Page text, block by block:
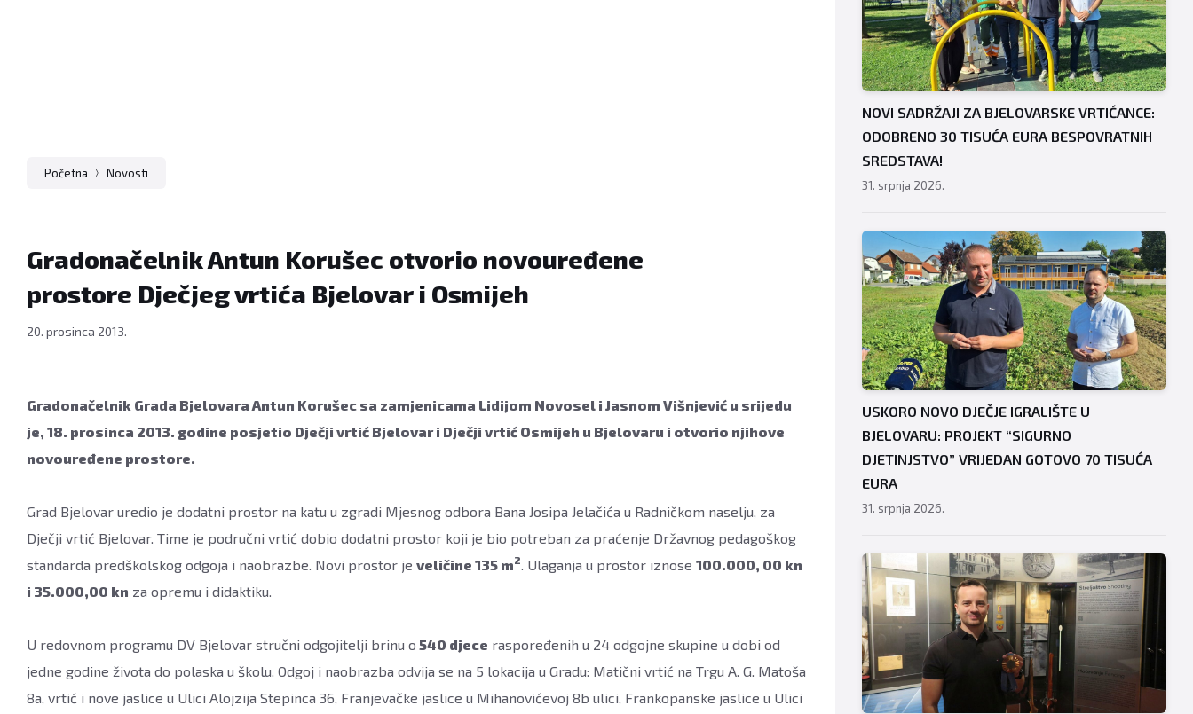
www.bjelovar.hr
Početna Novosti
Gradonačelnik Antun Korušec otvorio novouređene
prostore Dječjeg vrtića Bjelovar i Osmijeh
20. prosinca 2013.
Gradonačelnik Grada Bjelovara Antun Korušec sa zamjenicama Lidijom Novosel i Jasnom Višnjević u srijedu
je, 18. prosinca 2013. godine posjetio Dječji vrtić Bjelovar i Dječji vrtić Osmijeh u Bjelovaru i otvorio njihove
novouređene prostore.
Grad Bjelovar uredio je dodatni prostor na katu u zgradi Mjesnog odbora Bana Josipa Jelačića u Radničkom naselju, za
Dječji vrtić Bjelovar. Time je područni vrtić dobio dodatni prostor koji je bio potreban za praćenje Državnog pedagoškog
standarda predškolskog odgoja i naobrazbe. Novi prostor je veličine 135 m2 . Ulaganja u prostor iznose 100.000, 00 kn
i 35.000,00 kn za opremu i didaktiku.
U redovnom programu DV Bjelovar stručni odgojitelji brinu o 540 djece raspoređenih u 24 odgojne skupine u dobi od
jedne godine života do polaska u školu. Odgoj i naobrazba odvija se na 5 lokacija u Gradu: Matični vrtić na Trgu A. G. Matoša
8a, vrtić i nove jaslice u Ulici Alojzija Stepinca 36, Franjevačke jaslice u Mihanovićevoj 8b ulici, Frankopanske jaslice u Ulici
NOVI SADRŽAJI ZA BJELOVARSKE VRTIĆANCE:
ODOBRENO 30 TISUĆA EURA BESPOVRATNIH
SREDSTAVA!
31. srpnja 2026.
USKORO NOVO DJEČJE IGRALIŠTE U
BJELOVARU: PROJEKT “SIGURNO
DJETINJSTVO” VRIJEDAN GOTOVO 70 TISUĆA
EURA
31. srpnja 2026.